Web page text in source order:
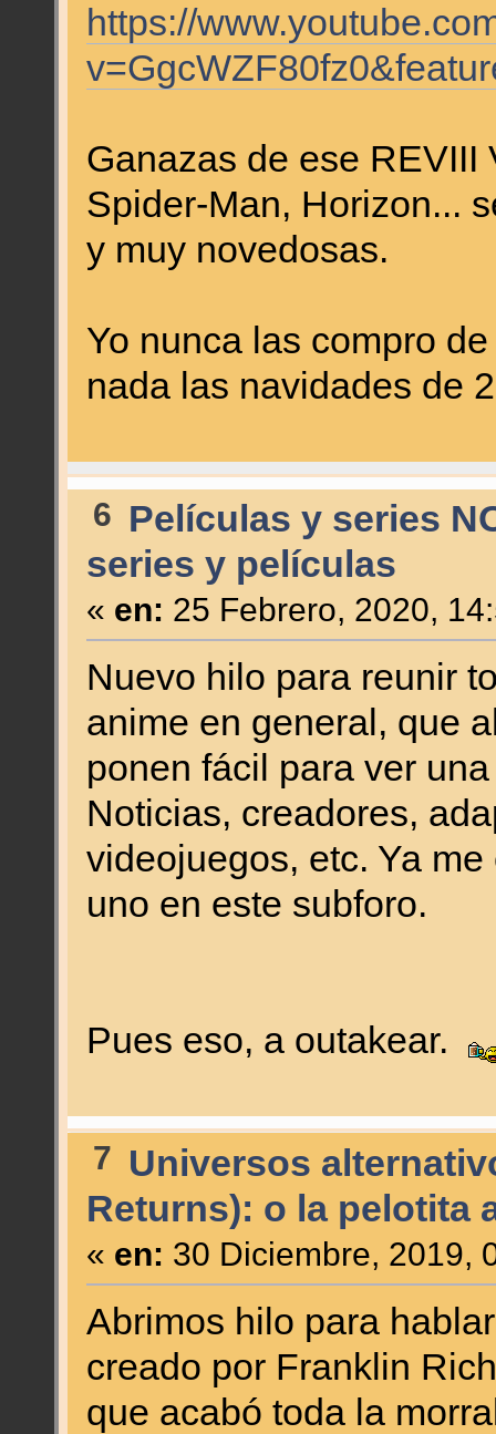
https://
Ganazas de ese REVIII
Spider-Man, Horizon...
y muy novedosas.
Yo nunca las compro
nada las navidades de
6 Películas y series
series y películas
« en: 25 Febrero, 2020,
Nuevo hilo para reunir
anime en general, que
ponen fácil para ver
Noticias, creadores,
videojuegos, etc. Ya
uno en este subforo.
Pues eso, a outakear.
7 Universos
Returns): o la pelotita
« en: 30 Diciembre, 2019,
Abrimos hilo para
creado por Franklin
que acabó toda la